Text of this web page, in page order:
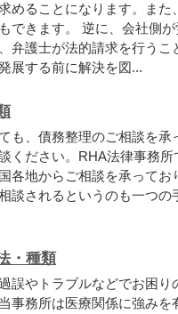
めることになります。ま
できます。 逆に、会社側
弁護士が法的請求を行う
展する前に解決を図...
も、債務整理のご相談を
ください。RHA法律事務
各地からご相談を承って
談されるというのも一つの
・種類
誤やトラブルなどでお困
事務所は医療関係に強み